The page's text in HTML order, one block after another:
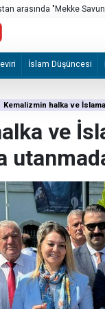
gün Kabe'de bu hutbe
İslam Düşüncesi
Kemalizmin halka ve
ve